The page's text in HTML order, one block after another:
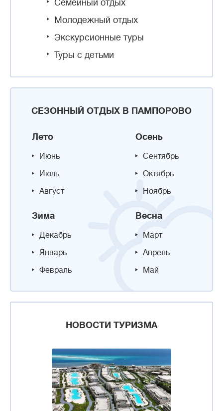
Семейный отдых
Молодежный отдых
Экскурсионные туры
Туры с детьми
СЕЗОННЫЙ ОТДЫХ В ПАМПОРОВО
Лето
Июнь
Июль
Август
Осень
Сентябрь
Октябрь
Ноябрь
Зима
Декабрь
Январь
Февраль
Весна
Март
Апрель
Май
НОВОСТИ ТУРИЗМА